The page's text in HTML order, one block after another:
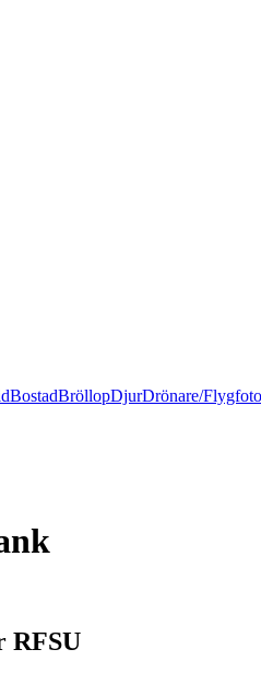
BostadBröllopDjurDrönare/Flygfoto
RFSU